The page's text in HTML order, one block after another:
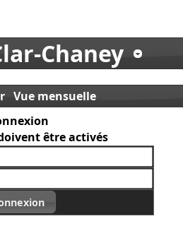
Chaney
Vue mensuelle
être activés